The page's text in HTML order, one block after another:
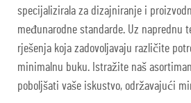
specijalizirala za dizajniranje i
međunarodne standarde. Uz
rješenja koja zadovoljavaju različite
minimalnu buku. Istražite naš
poboljšati vaše iskustvo, održavajući